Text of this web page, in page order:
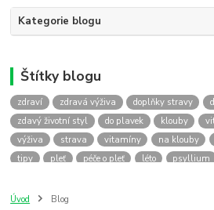
Kategorie blogu
Štítky blogu
zdraví zdravá výživa doplňky stravy
zdavý životní styl
do plavek klouby
výživa
strava vitamíny na klouby
tipy
pleť péče o pleť léto psyllium
geladring
Úvod Blog